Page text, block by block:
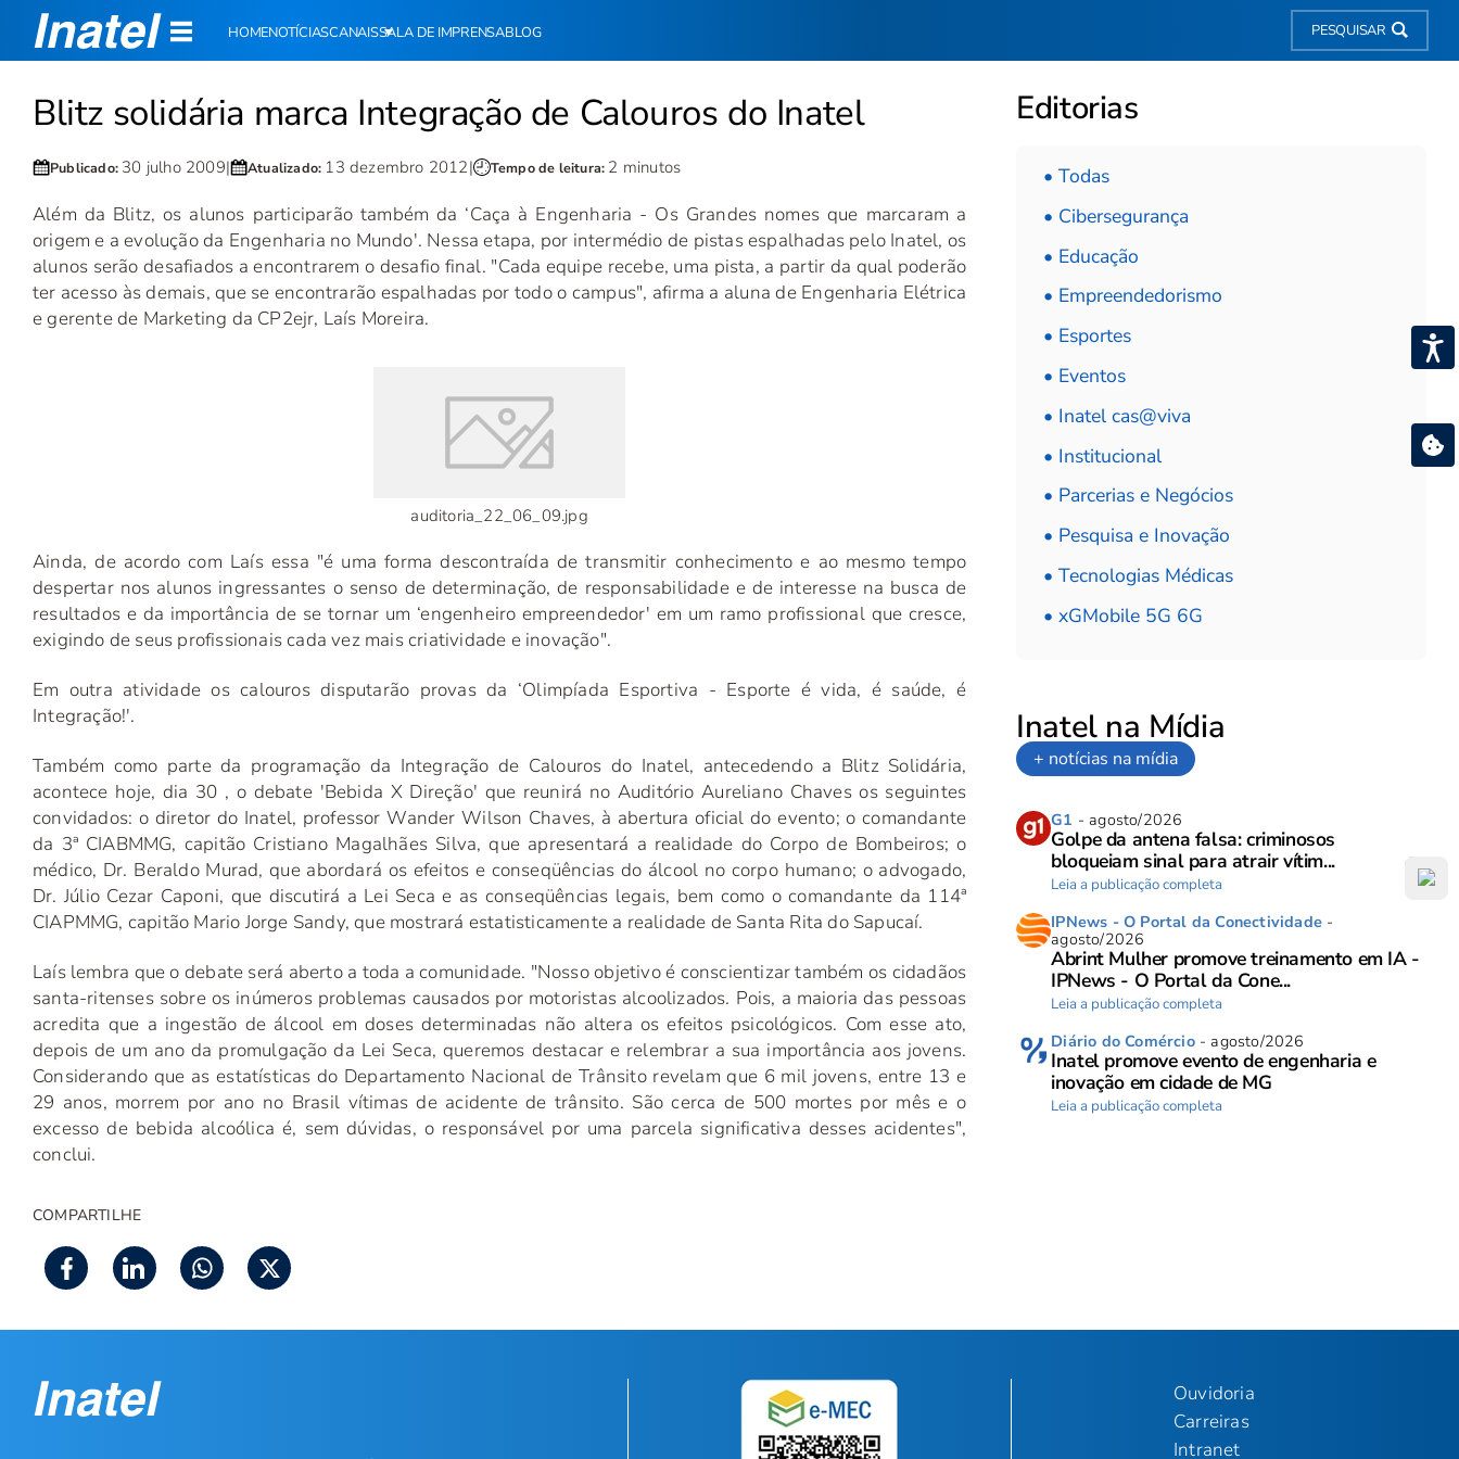
Blitz solidária marca Integração de Calouros do Inatel
Publicado: 30 julho 2009| Atualizado: 13 dezembro 2012| Tempo de leitura: 2 minutos
Além da Blitz, os alunos participarão também da ‘Caça à Engenharia - Os Grandes nomes que marcaram a
origem e a evolução da Engenharia no Mundo'. Nessa etapa, por intermédio de pistas espalhadas pelo Inatel, os
alunos serão desafiados a encontrarem o desafio final. "Cada equipe recebe, uma pista, a partir da qual poderão
ter acesso às demais, que se encontrarão espalhadas por todo o campus", afirma a aluna de Engenharia Elétrica
e gerente de Marketing da CP2ejr, Laís Moreira.
auditoria_22_06_09.jpg
Ainda, de acordo com Laís essa "é uma forma descontraída de transmitir conhecimento e ao mesmo tempo
despertar nos alunos ingressantes o senso de determinação, de responsabilidade e de interesse na busca de
resultados e da importância de se tornar um ‘engenheiro empreendedor' em um ramo profissional que cresce,
exigindo de seus profissionais cada vez mais criatividade e inovação".
Em outra atividade os calouros disputarão provas da ‘Olimpíada Esportiva - Esporte é vida, é saúde, é
Integração!'.
Também como parte da programação da Integração de Calouros do Inatel, antecedendo a Blitz Solidária,
acontece hoje, dia 30 , o debate 'Bebida X Direção' que reunirá no Auditório Aureliano Chaves os seguintes
convidados: o diretor do Inatel, professor Wander Wilson Chaves, à abertura oficial do evento; o comandante
da 3ª CIABMMG, capitão Cristiano Magalhães Silva, que apresentará a realidade do Corpo de Bombeiros; o
médico, Dr. Beraldo Murad, que abordará os efeitos e conseqüências do álcool no corpo humano; o advogado,
Dr. Júlio Cezar Caponi, que discutirá a Lei Seca e as conseqüências legais, bem como o comandante da 114ª
CIAPMMG, capitão Mario Jorge Sandy, que mostrará estatisticamente a realidade de Santa Rita do Sapucaí.
Laís lembra que o debate será aberto a toda a comunidade. "Nosso objetivo é conscientizar também os cidadãos
santa-ritenses sobre os inúmeros problemas causados por motoristas alcoolizados. Pois, a maioria das pessoas
acredita que a ingestão de álcool em doses determinadas não altera os efeitos psicológicos. Com esse ato,
depois de um ano da promulgação da Lei Seca, queremos destacar e relembrar a sua importância aos jovens.
Considerando que as estatísticas do Departamento Nacional de Trânsito revelam que 6 mil jovens, entre 13 e
29 anos, morrem por ano no Brasil vítimas de acidente de trânsito. São cerca de 500 mortes por mês e o
excesso de bebida alcoólica é, sem dúvidas, o responsável por uma parcela significativa desses acidentes",
conclui.
COMPARTILHE
Editorias
• Todas
• Cibersegurança
• Educação
• Empreendedorismo
• Esportes
• Eventos
• Inatel cas@viva
• Institucional
• Parcerias e Negócios
• Pesquisa e Inovação
• Tecnologias Médicas
• xGMobile 5G 6G
Inatel na Mídia
+ notícias na mídia
G1 - agosto/2026
Golpe da antena falsa: criminosos
bloqueiam sinal para atrair vítim...
Leia a publicação completa
IPNews - O Portal da Conectividade -
agosto/2026
Abrint Mulher promove treinamento em IA -
IPNews - O Portal da Cone...
Leia a publicação completa
Diário do Comércio- agosto/2026
Inatel promove evento de engenharia e
inovação em cidade de MG
Leia a publicação completa
HOMENOTÍCIASCANAISSALA DE IMPRENSABLOG PESQUISAR
Ouvidoria
Carreiras
Intranet